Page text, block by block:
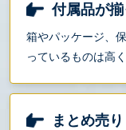
付属品が
箱やパッケージ、
っているものは高
まとめ売り